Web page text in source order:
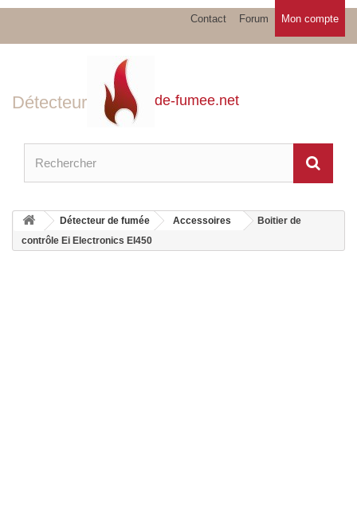
Mon compte
Forum
Contact
Détecteur de-fumee.net
Détecteur de fumée Accessoires
Boitier de
contrôle Ei Electronics EI450